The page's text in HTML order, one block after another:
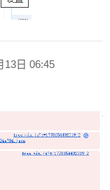
13日 06:45